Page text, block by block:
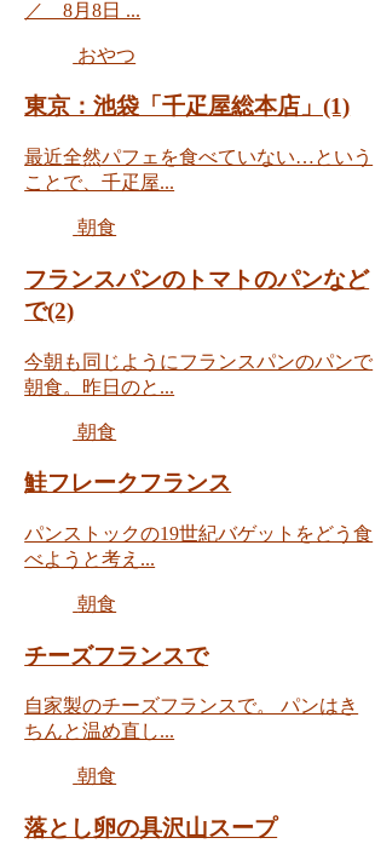
／ 8月8日 ...
おやつ
東京：池袋「千疋屋総本店」(1)
最近全然パフェを食べていない…という
ことで、千疋屋...
朝食
フランスパンのトマトのパンなど
で(2)
今朝も同じようにフランスパンのパンで
朝食。昨日のと...
朝食
鮭フレークフランス
パンストックの19世紀バゲットをどう食
べようと考え...
朝食
チーズフランスで
自家製のチーズフランスで。 パンはき
ちんと温め直し...
朝食
落とし卵の具沢山スープ